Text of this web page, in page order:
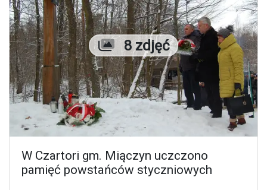
Liczba zdjęć
8 zdjęć
W Czartori gm. Miączyn uczczono
pamięć powstańców styczniowych